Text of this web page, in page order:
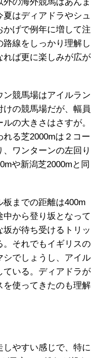
夏はディアドラやシュ
かげで例年に増して注
線をしっかり理解し
れば更に楽しみが広が
ン競馬場はアイルラン
けの競馬場だが、幅員
の大きさはさすが。
る芝2000mは２コー
ワンターンの左回り
や新潟芝2000mと同
板までの距離は400m
から登り坂となって
が待ち受けるトリッ
。それでもイギリスの
でしょうし、アイル
ている。ディアドラが
を使ってきたのも理解
やすい感じで、特に